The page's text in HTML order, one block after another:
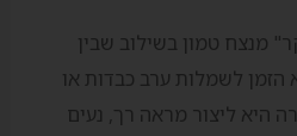
מנצח טמון בשילוב שבין
הזמן לשמלות ערב כבדות או
היא ליצור מראה רך, נעים